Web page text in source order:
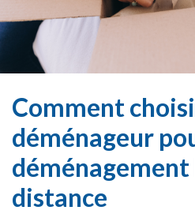
Comment
déménageur
déménagement
distance